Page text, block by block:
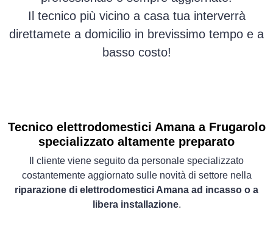
Il tecnico più vicino a casa tua interverrà
direttamete a domicilio in brevissimo tempo e a
basso costo!
Tecnico elettrodomestici Amana a Frugarolo
specializzato altamente preparato
Il cliente viene seguito da personale specializzato
costantemente aggiornato sulle novità di settore nella
riparazione di elettrodomestici Amana ad incasso o a
libera installazione.